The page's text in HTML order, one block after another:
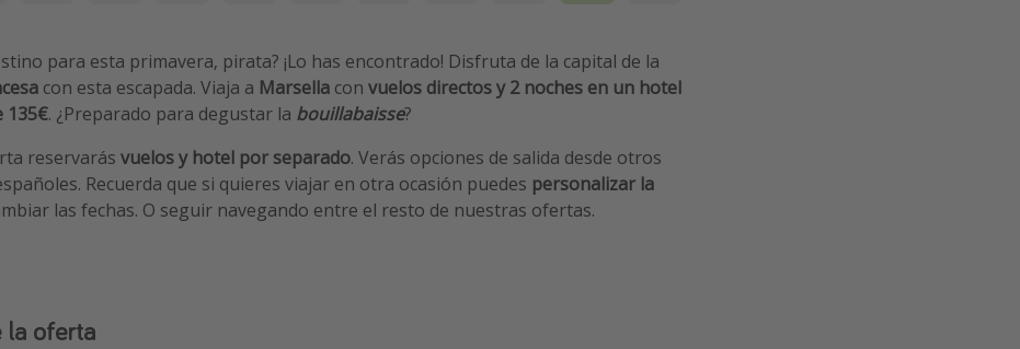
para esta primavera, pirata? ¡Lo has encontrado! Disfruta de la capital de la
con esta escapada. Viaja a Marsella con vuelos directos y 2 noches en un hotel
135€. ¿Preparado para degustar la bouillabaisse?
reservarás vuelos y hotel por separado. Verás opciones de salida desde otros
Recuerda que si quieres viajar en otra ocasión puedes personalizar la
las fechas. O seguir navegando entre el resto de nuestras ofertas.
la oferta